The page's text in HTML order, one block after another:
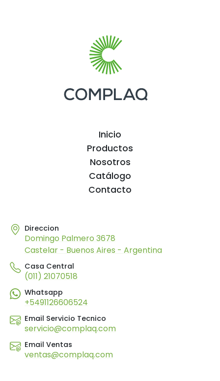
Inicio
Productos
Nosotros
Catálogo
Contacto
Direccion
Domingo Palmero 3678
Castelar - Buenos Aires - Argentina
Casa Central
(011) 21070518
Whatsapp
+5491126606524
Email Servicio Tecnico
servicio@complaq.com
Email Ventas
ventas@complaq.com